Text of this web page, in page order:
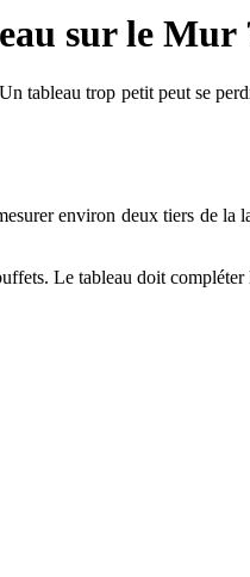
sur le Mur
tableau trop petit peut se
environ deux tiers de
Le tableau doit